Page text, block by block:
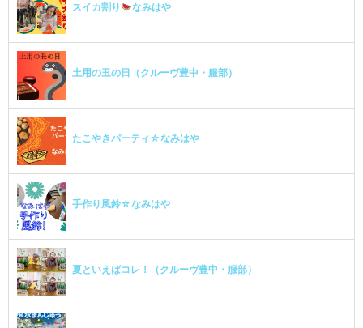
スイカ割り なみはや
土用の丑の日（クルーヴ豊中・服部）
たこやきパーティ☆なみはや
手作り風鈴☆なみはや
夏といえばコレ！（クルーヴ豊中・服部）